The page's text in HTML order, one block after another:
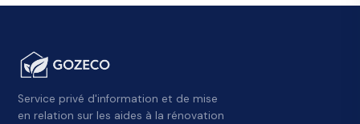
Service privé d'information et de mise
en relation sur les aides à la rénovation